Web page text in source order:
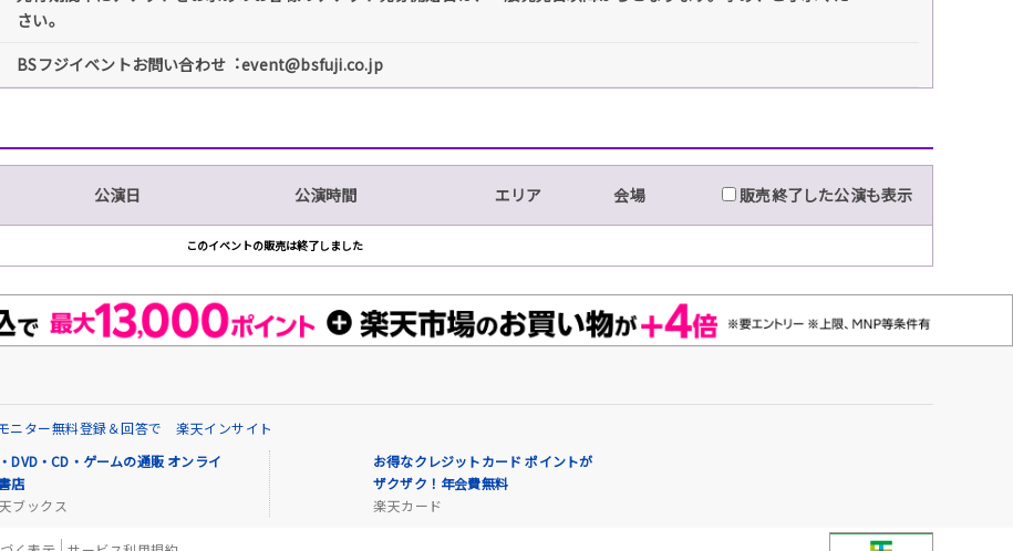
さい。
BSフジイベントお問い合わせ︓event@bsfuji.co.jp
公演日 公演時間 エリア 会場 販売終了した公演も表示
このイベントの販売は終了しました
ニター無料登録＆回答で 楽天インサイト
DVD・CD・ゲームの通販 オンライ
店
ブックス
お得なクレジットカード ポイントが
ザクザク！年会費無料
楽天カード